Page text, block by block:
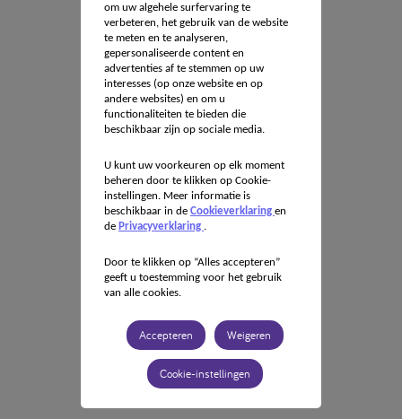
om uw algehele surfervaring te
verbeteren, het gebruik van de website
te meten en te analyseren,
gepersonaliseerde content en
advertenties af te stemmen op uw
interesses (op onze website en op
andere websites) en om u
functionaliteiten te bieden die
beschikbaar zijn op sociale media.
U kunt uw voorkeuren op elk moment
beheren door te klikken op Cookie-
instellingen. Meer informatie is
beschikbaar in de Cookieverklaring en
de Privacyverklaring .
Door te klikken op “Alles accepteren”
geeft u toestemming voor het gebruik
van alle cookies.
Accepteren Weigeren
Cookie-instellingen